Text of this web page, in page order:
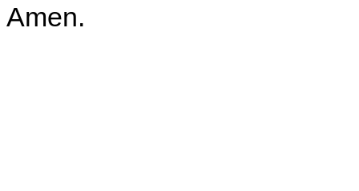
Amen.